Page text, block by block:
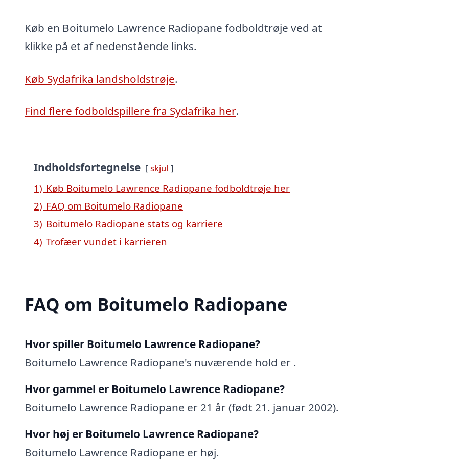
Køb en Boitumelo Lawrence Radiopane fodboldtrøje ved at
klikke på et af nedenstående links.
Køb Sydafrika landsholdstrøje.
Find flere fodboldspillere fra Sydafrika her.
Indholdsfortegnelse skjul
1) Køb Boitumelo Lawrence Radiopane fodboldtrøje her
2) FAQ om Boitumelo Radiopane
3) Boitumelo Radiopane stats og karriere
4) Trofæer vundet i karrieren
FAQ om Boitumelo Radiopane
Hvor spiller Boitumelo Lawrence Radiopane?
Boitumelo Lawrence Radiopane's nuværende hold er .
Hvor gammel er Boitumelo Lawrence Radiopane?
Boitumelo Lawrence Radiopane er 21 år (født 21. januar 2002).
Hvor høj er Boitumelo Lawrence Radiopane?
Boitumelo Lawrence Radiopane er høj.